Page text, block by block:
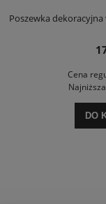
Poszewka
Cena
DO